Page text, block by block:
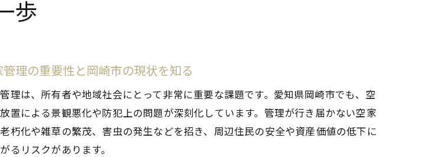
全による資産価値低下の実態
らす安全リスクと管理の必要性
防ぐべき環境悪化のポイント
地域に及ぼす影響を考える
空家管理実践法
点検と専門業者の活用方法
歩
管理の重要性と岡崎市の現状を知る
理は、所有者や地域社会にとって非常に重要な課題です。愛知県岡崎市でも、空
置による景観悪化や防犯上の問題が深刻化しています。管理が行き届かない空家
朽化や雑草の繁茂、害虫の発生などを招き、周辺住民の安全や資産価値の低下に
るリスクがあります。